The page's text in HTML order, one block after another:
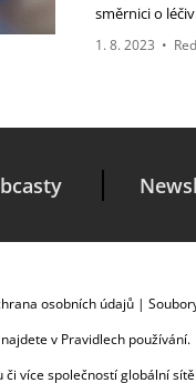
směrnici o
1. 8. 2023 •
osobních údajů |
v Pravidlech používání.
více společností globální